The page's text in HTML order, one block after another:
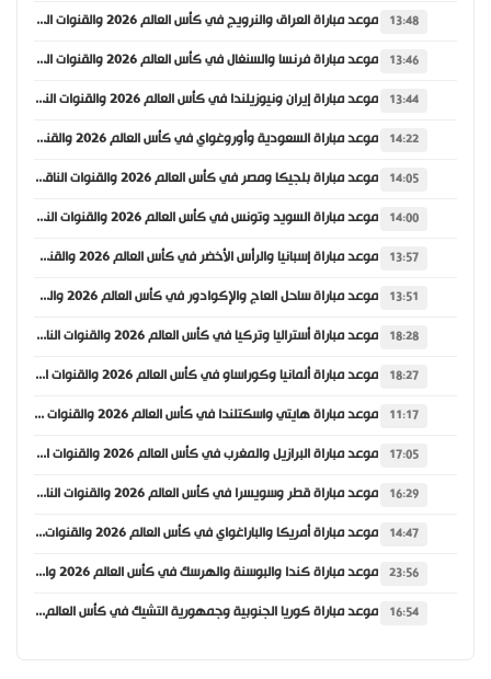
13:48 موعد مباراة العراق والنرويج في كأس العالم 2026 والقنوات الناقلة
13:46 موعد مباراة فرنسا والسنغال في كأس العالم 2026 والقنوات الناقلة
13:44 موعد مباراة إيران ونيوزيلندا في كأس العالم 2026 والقنوات الناقلة
14:22 موعد مباراة السعودية وأوروغواي في كأس العالم 2026 والقنوات الناقلة
14:05 موعد مباراة بلجيكا ومصر في كأس العالم 2026 والقنوات الناقلة
14:00 موعد مباراة السويد وتونس في كأس العالم 2026 والقنوات الناقلة
13:57 موعد مباراة إسبانيا والرأس الأخضر في كأس العالم 2026 والقنوات الناقلة
13:51 موعد مباراة ساحل العاج والإكوادور في كأس العالم 2026 والقنوات الناقلة
18:28 موعد مباراة أستراليا وتركيا في كأس العالم 2026 والقنوات الناقلة
18:27 موعد مباراة ألمانيا وكوراساو في كأس العالم 2026 والقنوات الناقلة
11:17 موعد مباراة هايتي واسكتلندا في كأس العالم 2026 والقنوات الناقلة
17:05 موعد مباراة البرازيل والمغرب في كأس العالم 2026 والقنوات الناقلة
16:29 موعد مباراة قطر وسويسرا في كأس العالم 2026 والقنوات الناقلة
14:47 موعد مباراة أمريكا والباراغواي في كأس العالم 2026 والقنوات الناقلة
23:56 موعد مباراة كندا والبوسنة والهرسك في كأس العالم 2026 والقنوات الناقلة
16:54 موعد مباراة كوريا الجنوبية وجمهورية التشيك في كأس العالم 2026 والقنوات الناقلة